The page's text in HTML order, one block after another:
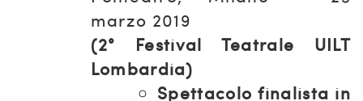
marzo 2019
(2° Festival Teatrale UILT
Lombardia)
Spettacolo finalista in